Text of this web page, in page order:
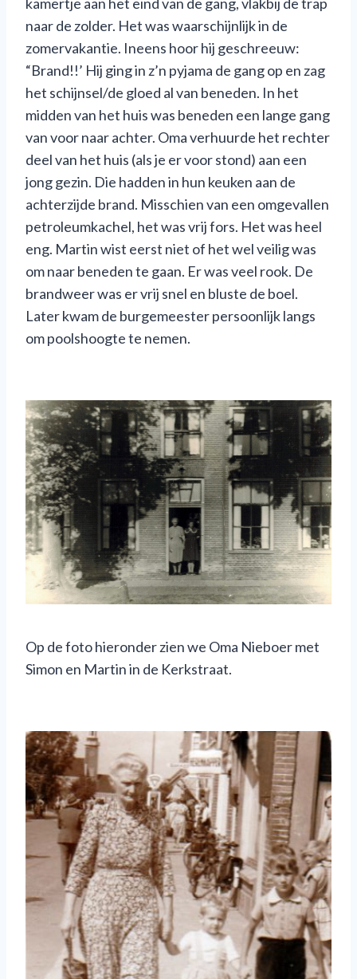
naar de zolder. Het was waarschijnlijk in de
zomervakantie. Ineens hoor hij geschreeuw:
“Brand!!’ Hij ging in z’n pyjama de gang op en zag
het schijnsel/de gloed al van beneden. In het
midden van het huis was beneden een lange gang
van voor naar achter. Oma verhuurde het rechter
deel van het huis (als je er voor stond) aan een
jong gezin. Die hadden in hun keuken aan de
achterzijde brand. Misschien van een omgevallen
petroleumkachel, het was vrij fors. Het was heel
eng. Martin wist eerst niet of het wel veilig was
om naar beneden te gaan. Er was veel rook. De
brandweer was er vrij snel en bluste de boel.
Later kwam de burgemeester persoonlijk langs
om poolshoogte te nemen.
Op de foto hieronder zien we Oma Nieboer met
Simon en Martin in de Kerkstraat.